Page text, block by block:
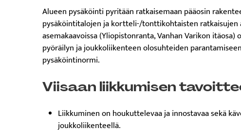
Alueen pysäköinti pyritään ratkaisemaan pääosin
pysäköintitalojen ja kortteli-/tonttikohtaisten ratkaisujen
asemakaavoissa (Yliopistonranta, Vanhan Varikon
pyöräilyn ja joukkoliikenteen olosuhteiden
pysäköintinormi.
Viisaan liikkumisen
Liikkuminen on houkuttelevaa ja innostavaa sekä
joukkoliikenteellä.